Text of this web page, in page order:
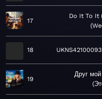
17
Do It To It
18 UKNS42100093
19
Друг мой